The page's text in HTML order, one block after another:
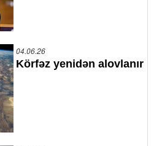
04.06.26
Körfəz yenidən alovlanır